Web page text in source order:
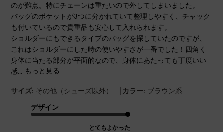
のが難点。特にチェーンは重たいので外してしまいました。
バッグのポケットが3つに分かれていて整理しやすく、チャック
も付いているので貴重品も安心して入れられます。
ショルダーにもできるタイプのバッグを探していたのですが、
これはショルダーにした時の使いやすさが一番でした！四角く
身体に当たる部分が平面的なので、身体にあたっても丁度いい
感...
もっと見る
サイズ: その他（シューズ以外） | カラー: ブラウン系
デザイン
とてもよかった